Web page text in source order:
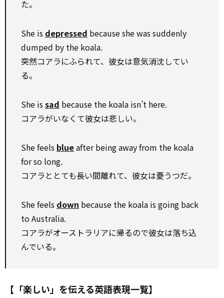
た。
She is depressed because she was suddenly
dumped by the koala.
突然コアラにふられて、彼女は意気消沈してい
る。
She is sad because the koala isn’t here.
コアラがいなくて彼女は悲しい。
She feels blueafter being away from the koala
for so long.
コアラととても長い間離れて、彼女は憂うつだ。
She feels down because the koala is going back
to Australia.
コアラがオーストラリアに帰るので彼女は落ち込
んでいる。
【「楽しい」を伝える英語表現一覧】